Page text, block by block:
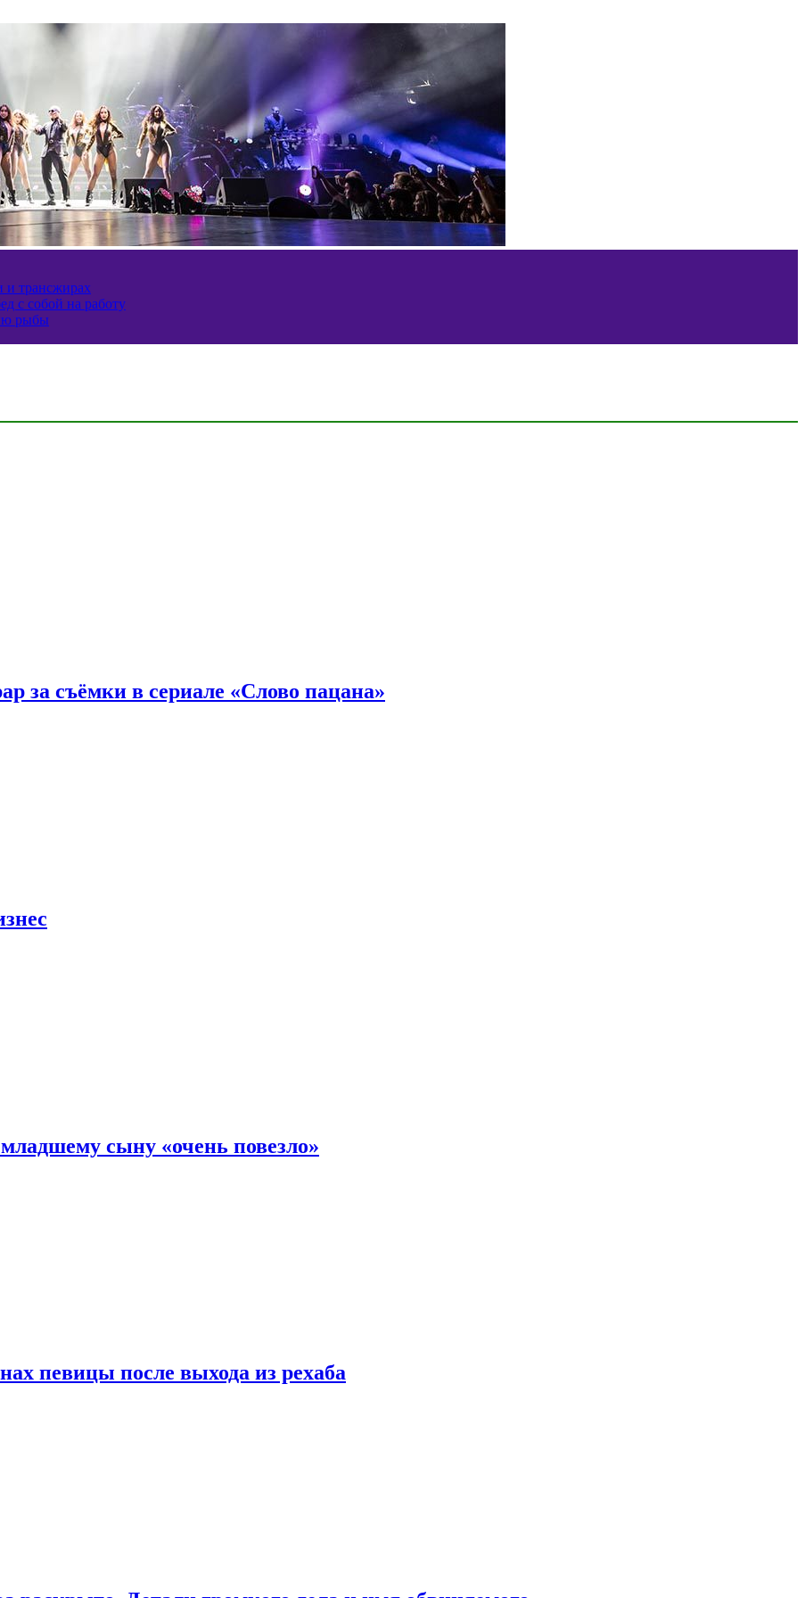
и трансжирах
с собой на работу
рыбы
за съёмки в сериале «Слово пацана»
сыну «очень повезло»
певицы после выхода из рехаба